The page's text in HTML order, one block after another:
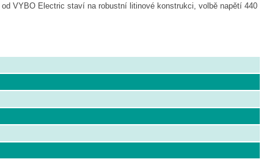
od VYBO Electric staví na robustní litinové konstrukci, volbě napětí 440